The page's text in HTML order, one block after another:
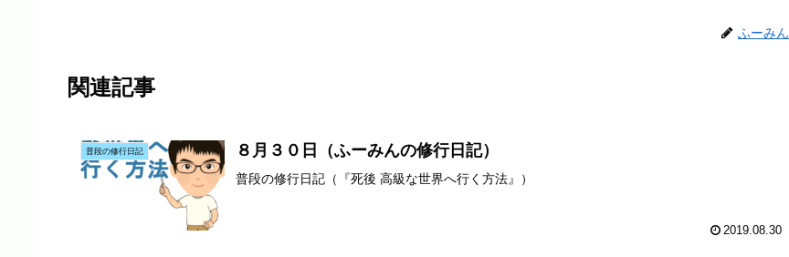
ふーみん
関連記事
普段の修行日記 ８月３０日（ふーみんの修行日記）
普段の修行日記（『死後 高級な世界へ行く方法』）
2019.08.30